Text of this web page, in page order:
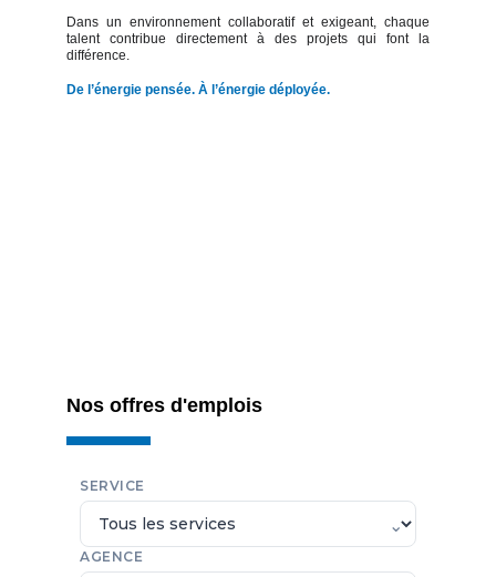
Dans un environnement collaboratif et exigeant, chaque
talent contribue directement à des projets qui font la
différence.
De l’énergie pensée. À l’énergie déployée.
Nos offres d'emplois